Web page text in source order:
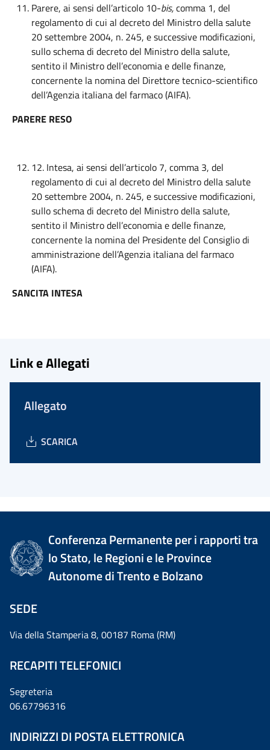
Parere, ai sensi dell’articolo 10-bis,comma 1, del
regolamento di cui al decreto del Ministro della salute
20 settembre 2004, n. 245, e successive modificazioni,
sullo schema di decreto del Ministro della salute,
sentito il Ministro dell’economia e delle finanze,
concernente la nomina del Direttore tecnico-scientifico
dell’Agenzia italiana del farmaco (AIFA).
PARERE RESO
12. Intesa, ai sensi dell’articolo 7, comma 3, del
regolamento di cui al decreto del Ministro della salute
20 settembre 2004, n. 245, e successive modificazioni,
sullo schema di decreto del Ministro della salute,
sentito il Ministro dell’economia e delle finanze,
concernente la nomina del Presidente del Consiglio di
amministrazione dell’Agenzia italiana del farmaco
(AIFA).
SANCITA INTESA
Link e Allegati
Allegato
SCARICA
Conferenza Permanente per i rapporti tra
lo Stato, le Regioni e le Province
Autonome di Trento e Bolzano
SEDE
Via della Stamperia 8, 00187 Roma (RM)
RECAPITI TELEFONICI
Segreteria
06.67796316
INDIRIZZI DI POSTA ELETTRONICA